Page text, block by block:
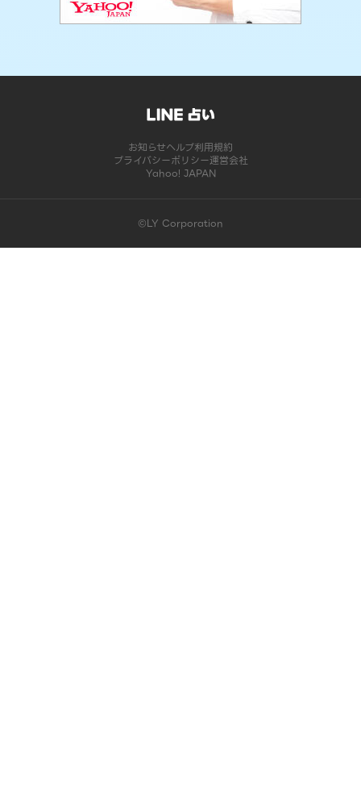
お知らせヘルプ利用規約
プライバシーポリシー運営会社
Yahoo! JAPAN
©LY Corporation
このコンテンツは掲載が終了しました | LINE占い